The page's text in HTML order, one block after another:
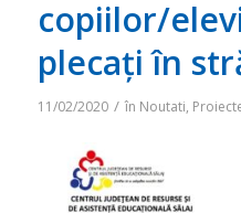
copiilor/
plecați în
11/02/2020 / în Noutati,